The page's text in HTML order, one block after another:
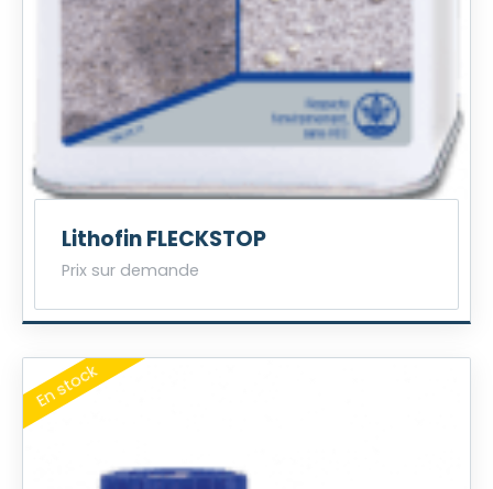
Lithofin FLECKSTOP
Prix sur demande